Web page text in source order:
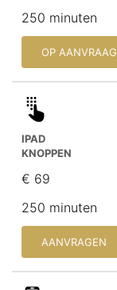
250 minuten
OP AANVRAAG
IPAD
KNOPPEN
€ 69
250 minuten
AANVRAGEN